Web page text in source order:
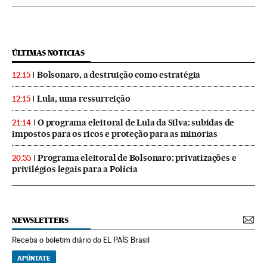
ÚLTIMAS NOTICIAS
12:15 Bolsonaro, a destruição como estratégia
12:15 Lula, uma ressurreição
21:14
O programa eleitoral de Lula da Silva: subidas de
impostos para os ricos e proteção para as minorias
20:55
Programa eleitoral de Bolsonaro: privatizações e
privilégios legais para a Polícia
NEWSLETTERS
Receba o boletim diário do EL PAÍS Brasil
APÚNTATE